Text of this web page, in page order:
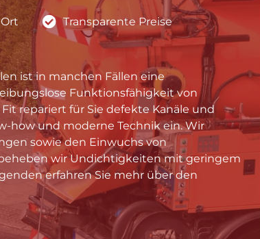
Transparente Preise
ist in manchen Fällen eine
Funktionsfähigkeit von
repariert für Sie defekte Kanäle und
how und moderne Technik ein. Wir
sowie den Einwuchs von
wir Undichtigkeiten mit geringem
erfahren Sie mehr über den